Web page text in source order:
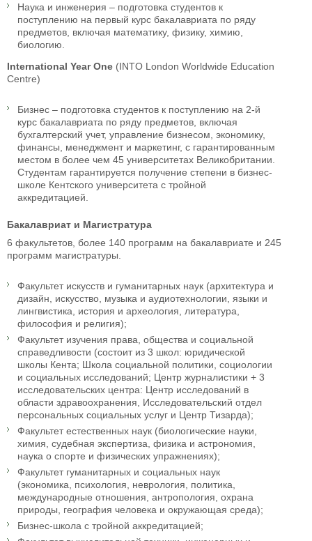
Наука и инженерия – подготовка студентов к
поступлению на первый курс бакалавриата по ряду
предметов, включая математику, физику, химию,
биологию.
International Year One (INTO London Worldwide Education
Centre)
Бизнес – подготовка студентов к поступлению на 2-й
курс бакалавриата по ряду предметов, включая
бухгалтерский учет, управление бизнесом, экономику,
финансы, менеджмент и маркетинг, с гарантированным
местом в более чем 45 университетах Великобритании.
Студентам гарантируется получение степени в бизнес-
школе Кентского университета с тройной
аккредитацией.
Бакалавриат и Магистратура
6 факультетов, более 140 программ на бакалавриате и 245
программ магистратуры.
Факультет искусств и гуманитарных наук (архитектура и
дизайн, искусство, музыка и аудиотехнологии, языки и
лингвистика, история и археология, литература,
философия и религия);
Факультет изучения права, общества и социальной
справедливости (состоит из 3 школ: юридической
школы Кента; Школа социальной политики, социологии
и социальных исследований; Центр журналистики + 3
исследовательских центра: Центр исследований в
области здравоохранения, Исследовательский отдел
персональных социальных услуг и Центр Тизарда);
Факультет естественных наук (биологические науки,
химия, судебная экспертиза, физика и астрономия,
наука о спорте и физических упражнениях);
Факультет гуманитарных и социальных наук
(экономика, психология, неврология, политика,
международные отношения, антропология, охрана
природы, география человека и окружающая среда);
Бизнес-школа с тройной аккредитацией;